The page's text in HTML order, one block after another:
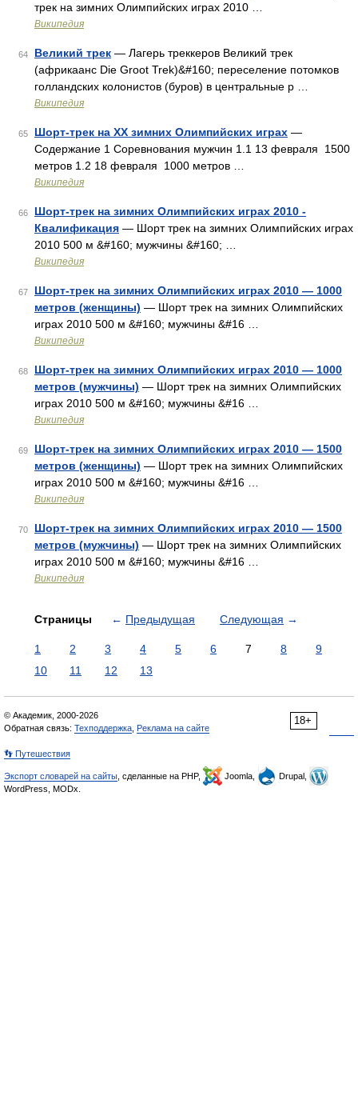
трек на зимних Олимпийских играх 2010 …
Википедия
64 Великий трек — Лагерь треккеров Великий трек
(африкаанс Die Groot Trek)&#160; переселение потомков
голландских колонистов (буров) в центральные р …
Википедия
65 Шорт-трек на XX зимних Олимпийских играх —
Содержание 1 Соревнования мужчин 1.1 13 февраля 1500
метров 1.2 18 февраля 1000 метров …
Википедия
66
Шорт-трек на зимних Олимпийских играх 2010 -
Квалификация — Шорт трек на зимних Олимпийских играх
2010 500 м &#160; мужчины &#160; …
Википедия
67
Шорт-трек на зимних Олимпийских играх 2010 — 1000
метров (женщины) — Шорт трек на зимних Олимпийских
играх 2010 500 м &#160; мужчины &#16 …
Википедия
68
Шорт-трек на зимних Олимпийских играх 2010 — 1000
метров (мужчины) — Шорт трек на зимних Олимпийских
играх 2010 500 м &#160; мужчины &#16 …
Википедия
69
Шорт-трек на зимних Олимпийских играх 2010 — 1500
метров (женщины) — Шорт трек на зимних Олимпийских
играх 2010 500 м &#160; мужчины &#16 …
Википедия
70
Шорт-трек на зимних Олимпийских играх 2010 — 1500
метров (мужчины) — Шорт трек на зимних Олимпийских
играх 2010 500 м &#160; мужчины &#16 …
Википедия
Страницы ← Предыдущая Следующая →
1 2 3 4 5 6 7 8
9
10
11 12 13
18+
© Академик, 2000-2026
Обратная связь: Техподдержка Реклама на сайте
👣 Путешествия
Экспорт словарей на сайты , сделанные на PHP, Joomla,
Drupal,
WordPress, MODx.